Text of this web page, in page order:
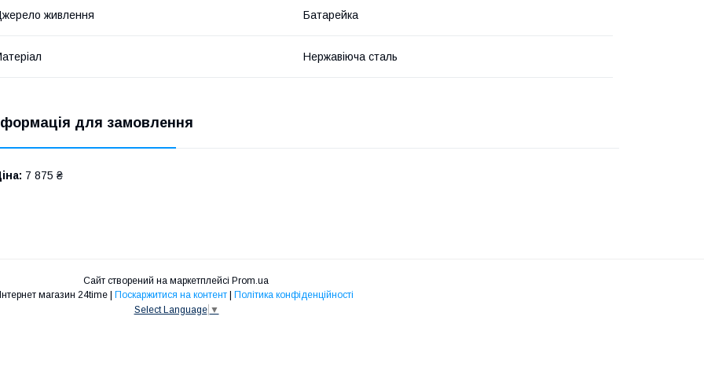
живлення Батарейка
Нержавіюча сталь
для замовлення
7 875 ₴
Сайт створений на маркетплейсі Prom.ua
Інтернет магазин 24time | Поскаржитися на контент | Політика конфіденційності
Select Language ▼